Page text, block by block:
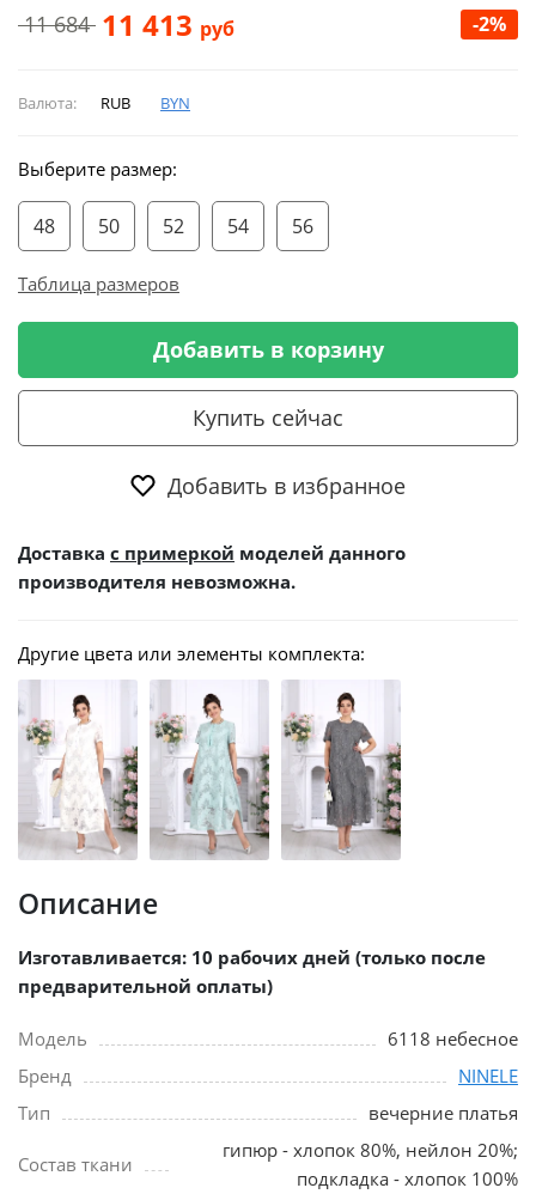
11 684 11 413 руб -2%
Валюта: RUB BYN
Выберите размер:
48 50 52 54 56
Таблица размеров
Добавить в корзину
Купить сейчас
Добавить в избранное
Доставка с примеркой моделей данного
производителя невозможна.
Другие цвета или элементы комплекта:
Описание
Изготавливается: 10 рабочих дней (только после
предварительной оплаты)
Модель
6118 небесное
Бренд
NINELE
Тип
вечерние платья
Состав ткани
гипюр - хлопок 80%, нейлон 20%;
подкладка - хлопок 100%